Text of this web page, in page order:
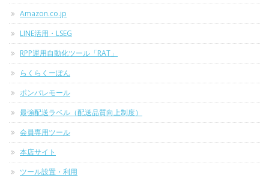
Amazon.co.jp
LINE活用・LSEG
RPP運用自動化ツール「RAT」
らくらくーぽん
ポンパレモール
最強配送ラベル（配送品質向上制度）
会員専用ツール
本店サイト
ツール設置・利用